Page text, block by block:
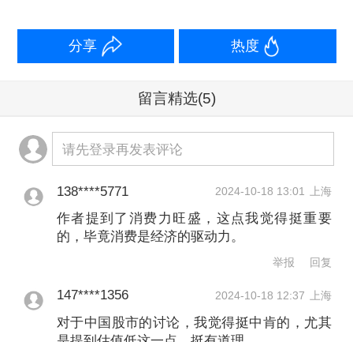
分享 热度
留言精选(5)
请先登录再发表评论
138****5771 2024-10-18 13:01 上海
作者提到了消费力旺盛，这点我觉得挺重要
的，毕竟消费是经济的驱动力。
举报 回复
147****1356 2024-10-18 12:37 上海
对于中国股市的讨论，我觉得挺中肯的，尤其